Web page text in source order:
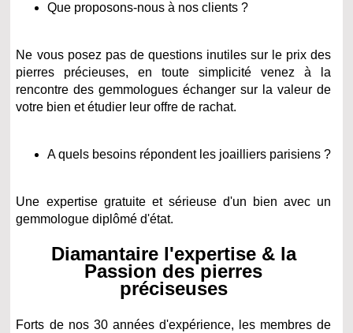
Que proposons-nous à nos clients ?
Ne vous posez pas de questions inutiles sur le prix des
pierres précieuses, en toute simplicité venez à la
rencontre des gemmologues échanger sur la valeur de
votre bien et étudier leur offre de rachat.
A quels besoins répondent les joailliers parisiens ?
Une expertise gratuite et sérieuse d'un bien avec un
gemmologue diplômé d'état.
Diamantaire l'expertise & la
Passion des pierres
préciseuses
Forts de nos 30 années d'expérience, les membres de